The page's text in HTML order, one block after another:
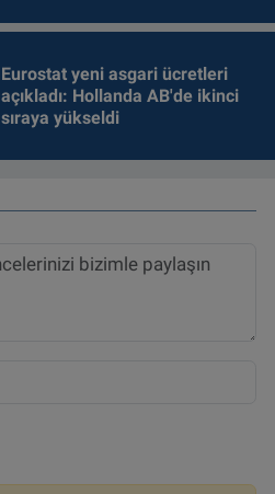
Eurostat yeni asgari ücretleri
açıkladı: Hollanda AB'de ikinci
sıraya yükseldi